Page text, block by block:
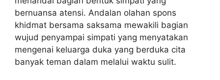
bernuansa atensi. Andalan olahan spons
khidmat bersama saksama mewakili bagian
wujud penyampai simpati yang menyatakan
mengenai keluarga duka yang berduka cita
banyak teman dalam melalui waktu sulit.